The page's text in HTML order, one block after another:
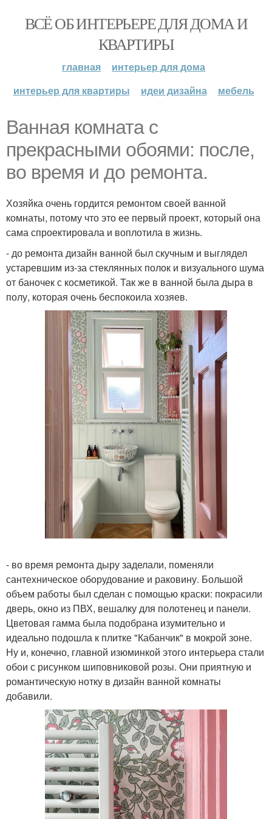
ВСЁ ОБ ИНТЕРЬЕРЕ ДЛЯ ДОМА И
КВАРТИРЫ
главная
интерьер для дома
интерьер для квартиры
идеи дизайна мебель
Ванная комната с
прекрасными обоями: после,
во время и до ремонта.
Хозяйка очень гордится ремонтом своей ванной
комнаты, потому что это ее первый проект, который она
сама спроектировала и воплотила в жизнь.
- до ремонта дизайн ванной был скучным и выглядел
устаревшим из-за стеклянных полок и визуального шума
от баночек с косметикой. Так же в ванной была дыра в
полу, которая очень беспокоила хозяев.
- во время ремонта дыру заделали, поменяли
сантехническое оборудование и раковину. Большой
объем работы был сделан с помощью краски: покрасили
дверь, окно из ПВХ, вешалку для полотенец и панели.
Цветовая гамма была подобрана изумительно и
идеально подошла к плитке "Кабанчик" в мокрой зоне.
Ну и, конечно, главной изюминкой этого интерьера стали
обои с рисунком шиповниковой розы. Они приятную и
романтическую нотку в дизайн ванной комнаты
добавили.